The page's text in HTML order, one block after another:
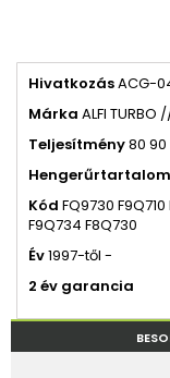
HivatkozásACG-
Márka ALFI TURBO
Teljesítmény80 90
Hengerűrtartalom
Kód FQ9730
F9Q734 F8Q730
Év1997-től -
2 év garancia